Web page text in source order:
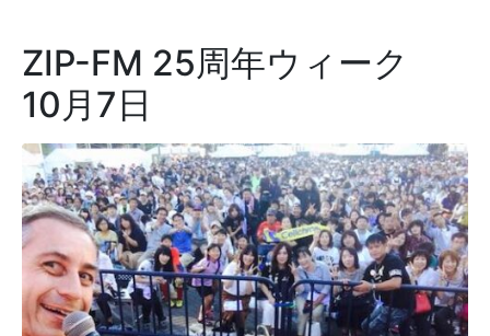
ZIP-FM 25周年ウィーク
10月7日